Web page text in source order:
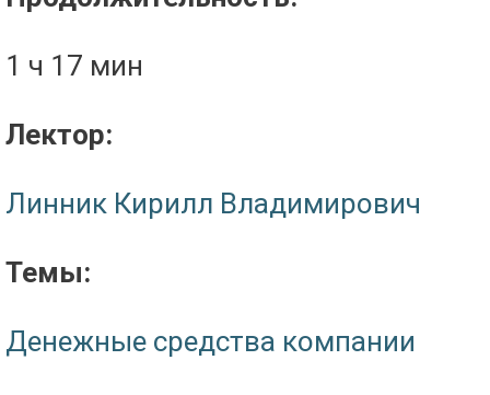
1 ч 17 мин
Лектор:
Линник Кирилл Владимирович
Темы:
Денежные средства компании